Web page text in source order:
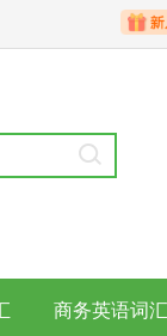
商务英语词汇